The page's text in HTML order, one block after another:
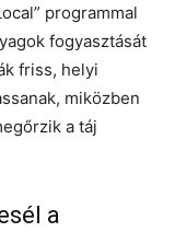
programmal
fogyasztását
friss, helyi
miközben
a táj
a